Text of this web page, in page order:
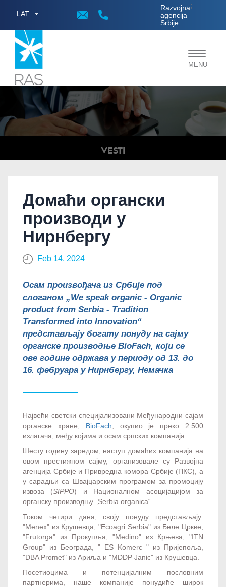
LAT
Razvojna
agencija
Srbije
;
Toggle
MENU
VESTI
Домаћи органски
производи у
Нирнбергу
Feb 14, 2024
Осам произвођача из Србије под
слоганом „We speak organic - Organic
product from Serbia - Tradition
Transformed into Innovation“
представљају богату понуду на сајму
органске производње BioFach, који се
ове године одржава у периоду од 13. до
16. фебруара у Нирнбергу, Немачка
Највећи светски специјализовани Међународни сајам
органске хране, BioFach , окупио је преко 2.500
излагача, међу којима и осам српских компанија.
Шесту годину заредом, наступ домаћих компанија на
овом престижном сајму, организовале су Развојна
агенција Србије и Привредна комора Србије (ПКС), а
у сарадњи са Швајцарским програмом за промоцију
извоза (SIPPO) и Националном асоцијацијом за
органску производњу „Serbia organica“.
Током четири дана, своју понуду представљају:
"Menex" из Крушевца, "Ecoagri Serbia" из Беле Цркве,
"Frutorga" из Прокупља, "Medino" из Крњева, "ITN
Group" из Београда, " ES Komerc " из Пријепоља,
"DBA Promet" из Ариља и "MDDP Janic" из Крушевца.
Посетиоцима и потенцијалним пословним
партнерима, наше компаније понудиће широк